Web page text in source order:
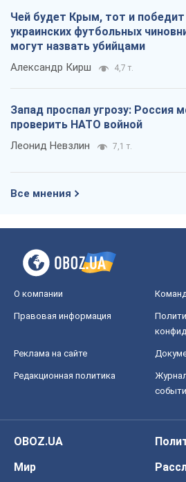
Чей будет Крым, тот и победит
украинских футбольных
могут назвать убийцами
Александр Кирш 4,7 т.
Запад проспал угрозу: Россия
проверить НАТО войной
Леонид Невзлин 7,1 т.
Все мнения
О компании
Правовая информация
Реклама на сайте
Редакционная политика
OBOZ.UA
Мир